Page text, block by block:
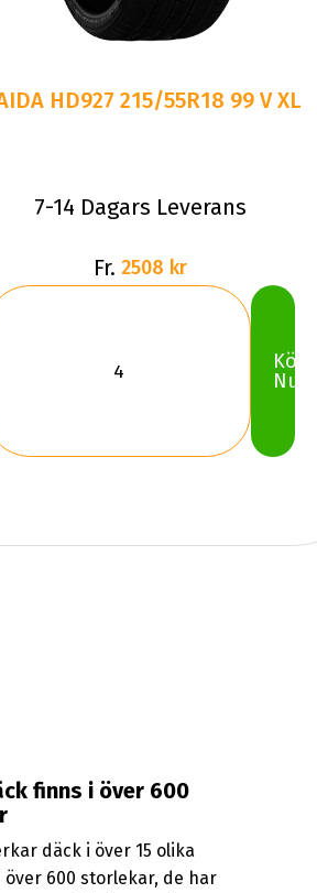
HAIDA HD927 215/55R18 99 V XL
7-14 Dagars Leverans
Fr. 2508 kr
Köp
Nu
finns i över 600
däck i över 15 olika
600 storlekar, de har